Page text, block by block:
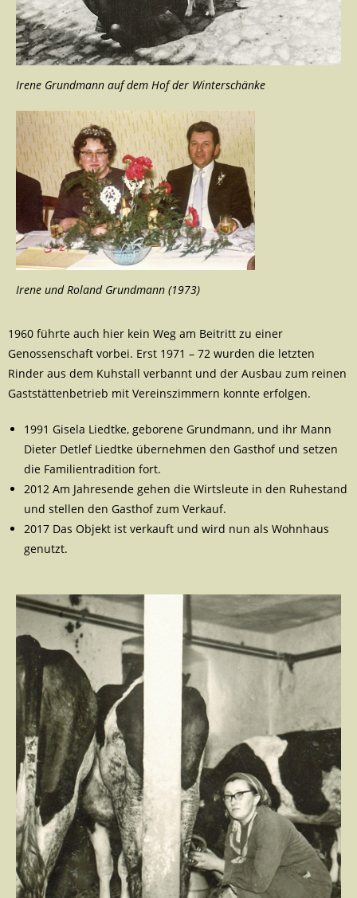
Irene Grundmann auf dem Hof der Winterschänke
Irene und Roland Grundmann (1973)
1960 führte auch hier kein Weg am Beitritt zu einer
Genossenschaft vorbei. Erst 1971 – 72 wurden die letzten
Rinder aus dem Kuhstall verbannt und der Ausbau zum reinen
Gaststättenbetrieb mit Vereinszimmern konnte erfolgen.
1991 Gisela Liedtke, geborene Grundmann, und ihr Mann
Dieter Detlef Liedtke übernehmen den Gasthof und setzen
die Familientradition fort.
2012 Am Jahresende gehen die Wirtsleute in den Ruhestand
und stellen den Gasthof zum Verkauf.
2017 Das Objekt ist verkauft und wird nun als Wohnhaus
genutzt.